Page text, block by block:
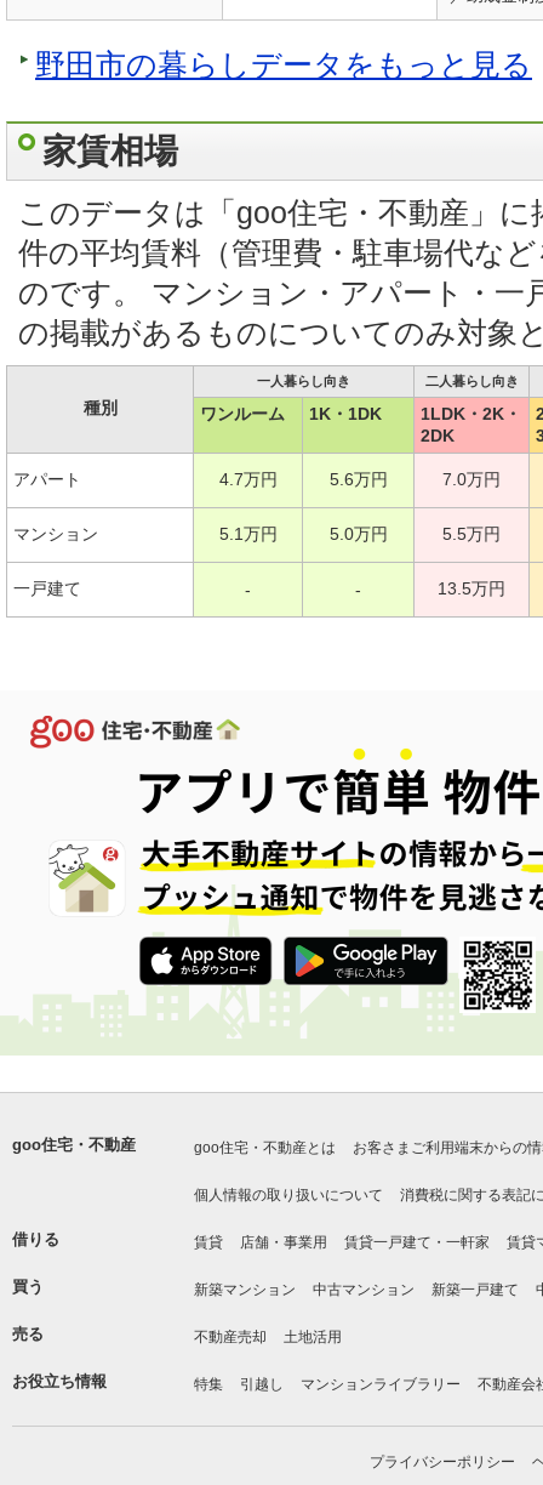
野田市の暮らしデータをもっと見る
家賃相場
このデータは「goo住宅・不動産」
件の平均賃料（管理費・駐車場代な
のです。 マンション・アパート・一
の掲載があるものについてのみ対象
種別
一人暮らし向き 二人暮らし向き
ワンルーム 1K・1DK
1LDK・2K・
2DK
アパート 4.7万円 5.6万円 7.0万円
マンション 5.1万円 5.0万円 5.5万円
一戸建て - - 13.5万円
goo住宅・不動産 goo住宅・不動産とは お客さまご利用端末からの
個人情報の取り扱いについて 消費税に関する表記
借りる 賃貸 店舗・事業用 賃貸一戸建て・一軒家 賃貸
買う 新築マンション 中古マンション 新築一戸建て
売る 不動産売却 土地活用
お役立ち情報 特集 引越し マンションライブラリー 不動産会
プライバシーポリシー